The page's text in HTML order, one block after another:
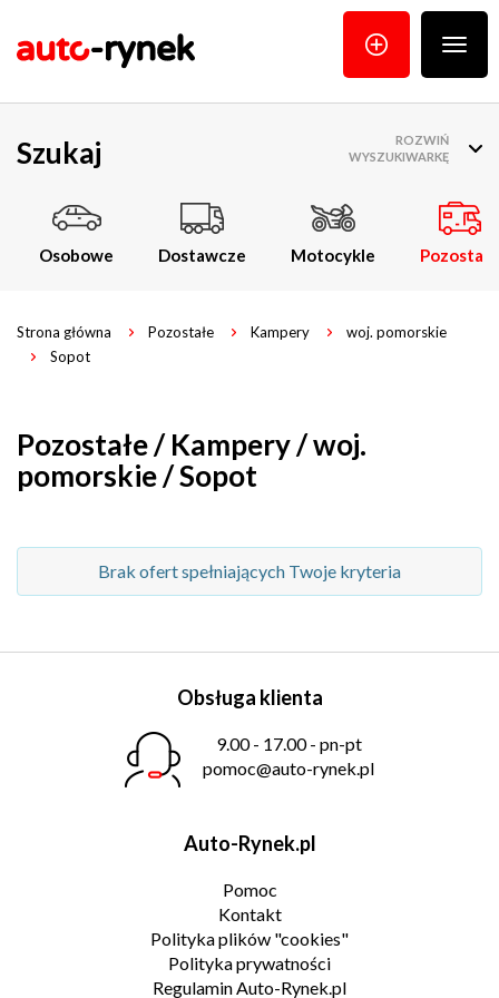
menu
Szukaj
Osobowe Dostawcze Motocykle Pozostałe
ROZWIŃ
WYSZUKIWARKĘ
Strona główna Pozostałe Kampery
woj. pomorskie
Sopot
Pozostałe / Kampery / woj.
pomorskie / Sopot
Brak ofert spełniających Twoje kryteria
Obsługa klienta
9.00 - 17.00 - pn-pt
pomoc@auto-rynek.pl
Auto-Rynek.pl
Pomoc
Kontakt
Polityka plików "cookies"
Polityka prywatności
Regulamin Auto-Rynek.pl